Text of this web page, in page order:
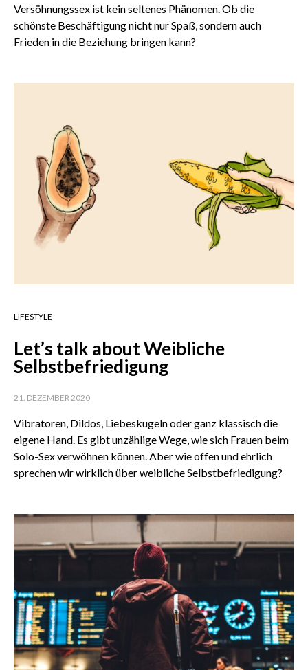
Versöhnungssex ist kein seltenes Phänomen. Ob die
schönste Beschäftigung nicht nur Spaß, sondern auch
Frieden in die Beziehung bringen kann?
LIFESTYLE
Let’s talk about Weibliche
Selbstbefriedigung
21. DEZEMBER 2020
Vibratoren, Dildos, Liebeskugeln oder ganz klassisch die
eigene Hand. Es gibt unzählige Wege, wie sich Frauen beim
Solo-Sex verwöhnen können. Aber wie offen und ehrlich
sprechen wir wirklich über weibliche Selbstbefriedigung?